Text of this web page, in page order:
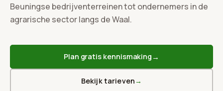
Beuningse bedrijventerreinen tot ondernemers in de
agrarische sector langs de Waal.
Plan gratis kennismaking →
Bekijk tarieven→